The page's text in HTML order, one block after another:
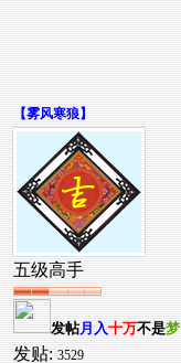
【雾风寒狼】
五级高手
发帖月入十万不是梦
发贴: 3529